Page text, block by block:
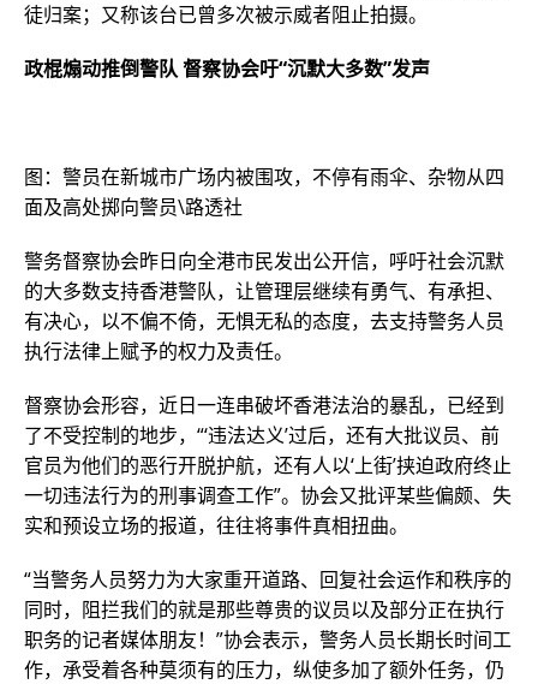
徒归案；又称该台已曾多次被示威者阻止拍摄。
政棍煽动推倒警队 督察协会吁“沉默大多数”发声
图：警员在新城市广场内被围攻，不停有雨伞、杂物从四
面及高处掷向警员\路透社
警务督察协会昨日向全港市民发出公开信，呼吁社会沉默
的大多数支持香港警队，让管理层继续有勇气、有承担、
有决心，以不偏不倚，无惧无私的态度，去支持警务人员
执行法律上赋予的权力及责任。
督察协会形容，近日一连串破坏香港法治的暴乱，已经到
了不受控制的地步，“‘违法达义’过后，还有大批议员、前
官员为他们的恶行开脱护航，还有人以‘上街’挟迫政府终止
一切违法行为的刑事调查工作”。协会又批评某些偏颇、失
实和预设立场的报道，往往将事件真相扭曲。
“当警务人员努力为大家重开道路、回复社会运作和秩序的
同时，阻拦我们的就是那些尊贵的议员以及部分正在执行
职务的记者媒体朋友！”协会表示，警务人员长期长时间工
作，承受着各种莫须有的压力，纵使多加了额外任务，仍